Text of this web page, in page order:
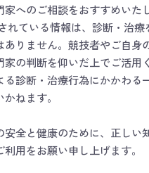
家へのご相談をおすすめいた
れている情報は、診断・治療
ありません。競技者やご自身
家の判断を仰いだ上でご活用
る診断・治療行為にかかわる
ねます。
安全と健康のために、正しい
利用をお願い申し上げます。
カートに入れる
時のために臨場感をもって